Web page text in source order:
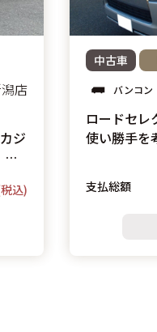
店
ジ
込)
中古車
バンコン
ロードセレ
使い勝手を
支払総額